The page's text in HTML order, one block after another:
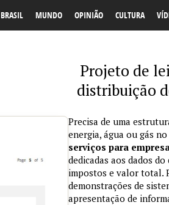
BRASIL MUNDO OPINIÃO CULTURA
Projeto de
distribuição
Precisa de uma
energia, água ou gás
serviços para
dedicadas aos dados
impostos e valor total.
demonstrações de
apresentação de